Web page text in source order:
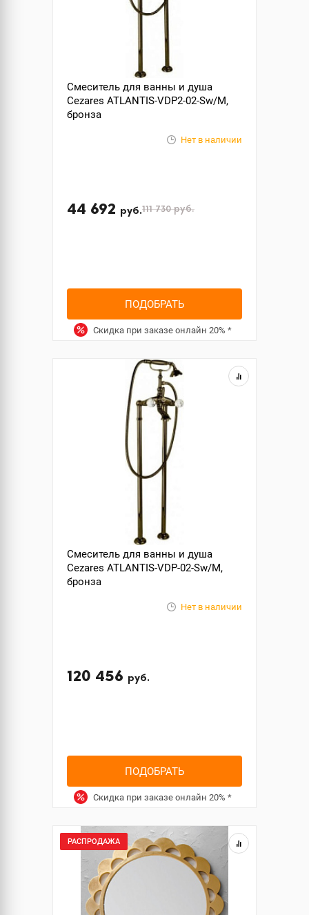
Смеситель для ванны и душа
Cezares ATLANTIS-VDP2-02-Sw/M,
бронза
Нет в наличии
44 692 руб.111 730руб.
ПОДОБРАТЬ
Скидка при заказе онлайн 20% *
Смеситель для ванны и душа
Cezares ATLANTIS-VDP-02-Sw/M,
бронза
Нет в наличии
120 456 руб.
ПОДОБРАТЬ
Скидка при заказе онлайн 20% *
РАСПРОДАЖА